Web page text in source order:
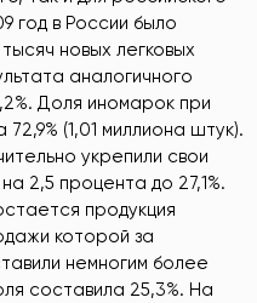
год в России было
новых легковых
аналогичного
Доля иномарок при
(1,01 миллиона штук).
укрепили свои
2,5 процента до 27,1%.
продукция
которой за
немногим более
составила 25,3%. На